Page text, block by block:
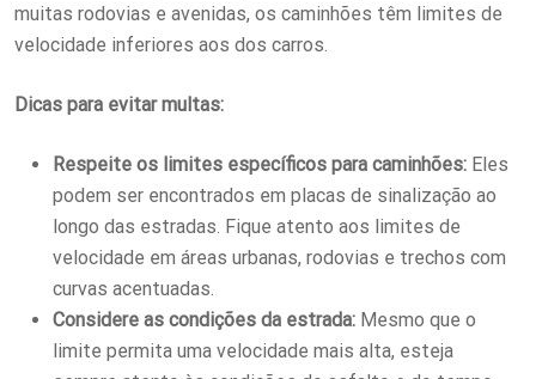
muitas rodovias e avenidas, os caminhões têm limites de
velocidade inferiores aos dos carros.
Dicas para evitar multas:
Respeite os limites específicos para caminhões: Eles
podem ser encontrados em placas de sinalização ao
longo das estradas. Fique atento aos limites de
velocidade em áreas urbanas, rodovias e trechos com
curvas acentuadas.
Considere as condições da estrada: Mesmo que o
limite permita uma velocidade mais alta, esteja